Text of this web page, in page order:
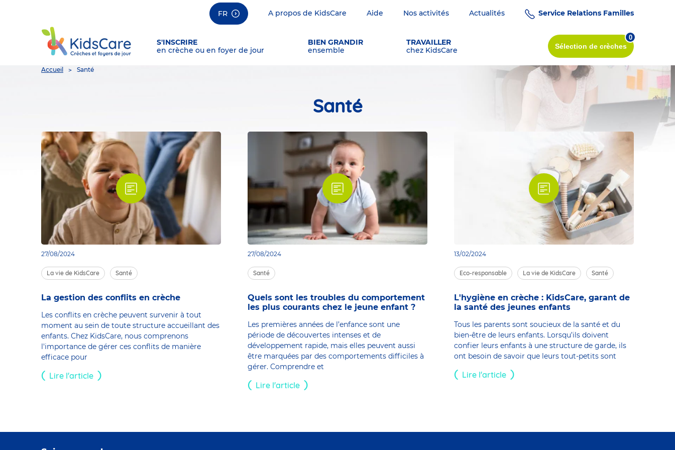
FR A propos de KidsCare Aide Nos activités Actualités Service Relations Familles
S'INSCRIRE
en crèche ou en foyer de jour
BIEN GRANDIR
ensemble
TRAVAILLER
chez KidsCare
Sélection de crèches
0
You
Accueil Santé
Santé
27/08/2024
La vie de KidsCare Santé
La gestion des conflits en crèche
Les conflits en crèche peuvent survenir à tout
moment au sein de toute structure accueillant des
enfants. Chez KidsCare, nous comprenons
l'importance de gérer ces conflits de manière
efficace pour
Lire l'article
27/08/2024
Santé
Quels sont les troubles du comportement
les plus courants chez le jeune enfant ?
Les premières années de l’enfance sont une
période de découvertes intenses et de
développement rapide, mais elles peuvent aussi
être marquées par des comportements difficiles à
gérer. Comprendre et
Lire l'article
13/02/2024
Eco-responsable La vie de KidsCare Santé
L'hygiène en crèche : KidsCare, garant de
la santé des jeunes enfants
Tous les parents sont soucieux de la santé et du
bien-être de leurs enfants. Lorsqu’ils doivent
confier leurs enfants à une structure de garde, ils
ont besoin de savoir que leurs tout-petits sont
Lire l'article